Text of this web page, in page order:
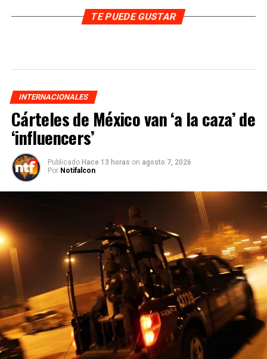
TE PUEDE GUSTAR
INTERNACIONALES
Cárteles de México van ‘a la caza’ de
‘influencers’
Publicado Hace 13 horas on agosto 7, 2026
Por Notifalcon